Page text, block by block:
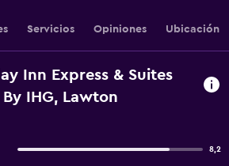
Servicios Opiniones Ubicación
Inn Express & Suites
IHG, Lawton
8,2